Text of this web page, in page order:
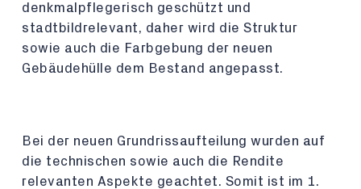
denkmalpflegerisch geschützt und
stadtbildrelevant, daher wird die Struktur
sowie auch die Farbgebung der neuen
Gebäudehülle dem Bestand angepasst.
Bei der neuen Grundrissaufteilung wurden auf
die technischen sowie auch die Rendite
relevanten Aspekte geachtet. Somit ist im 1.